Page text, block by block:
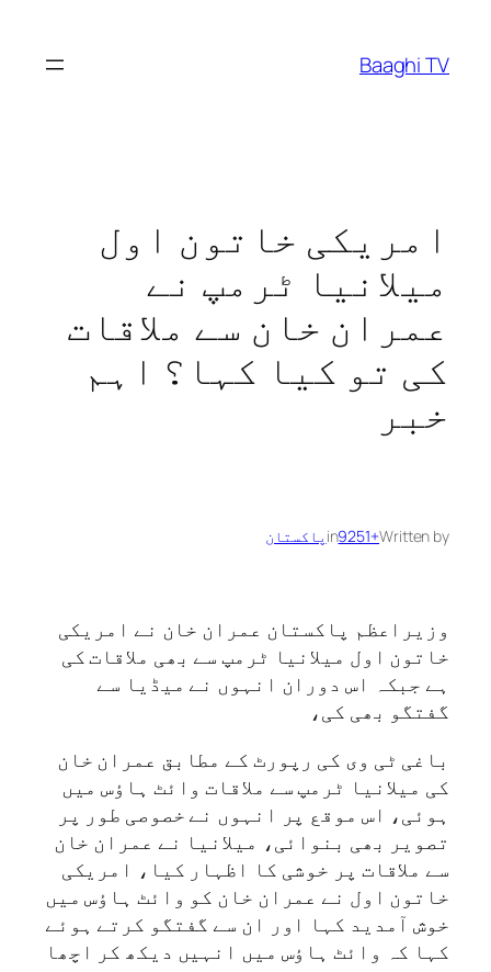
content
Baaghi TV
امریکی خاتون اول
میلانیا ٹرمپ نے
عمران خان سے ملاقات
کی تو کیا کہا؟ اہم
خبر
Written by
+9251
in پاکستان
وزیراعظم پاکستان عمران خان نے امریکی
خاتون اول میلانیا ٹرمپ سے بھی ملاقات کی
ہے جبکہ اس دوران انہوں نے میڈیا سے
گفتگو بھی کی،
باغی ٹی وی کی رپورٹ کے مطابق عمران خان
کی میلانیا ٹرمپ سے ملاقات وائٹ ہاؤس میں
ہوئی، اس موقع پر انہوں نے خصوصی طور پر
تصویر بھی بنوائی، میلانیا نے عمران خان
سے ملاقات پر خوشی کا اظہار کیا، امریکی
خاتون اول نے عمران خان کو وائٹ ہاؤس میں
خوش آمدید کہا اور ان سے گفتگو کرتے ہوئے
کہا کہ وائٹ ہاﺅس میں انہیں دیکھ کر اچھا